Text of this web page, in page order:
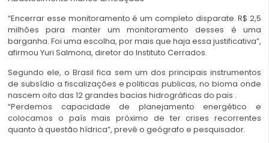
“Encerrar esse monitoramento é um completo disparate. R$ 2,5
milhões para manter um monitoramento desses é uma
barganha. Foi uma escolha, por mais que haja essa justificativa”,
afirmou Yuri Salmona, diretor do Instituto Cerrados.
Segundo ele, o Brasil fica sem um dos principais instrumentos
de subsídio a fiscalizações e politicas publicas, no bioma onde
nascem oito das 12 grandes bacias hidrográficas do pais .
“Perdemos capacidade de planejamento energético e
colocamos o país mais próximo de ter crises recorrentes
quanto à questão hídrica”, prevê o geógrafo e pesquisador.